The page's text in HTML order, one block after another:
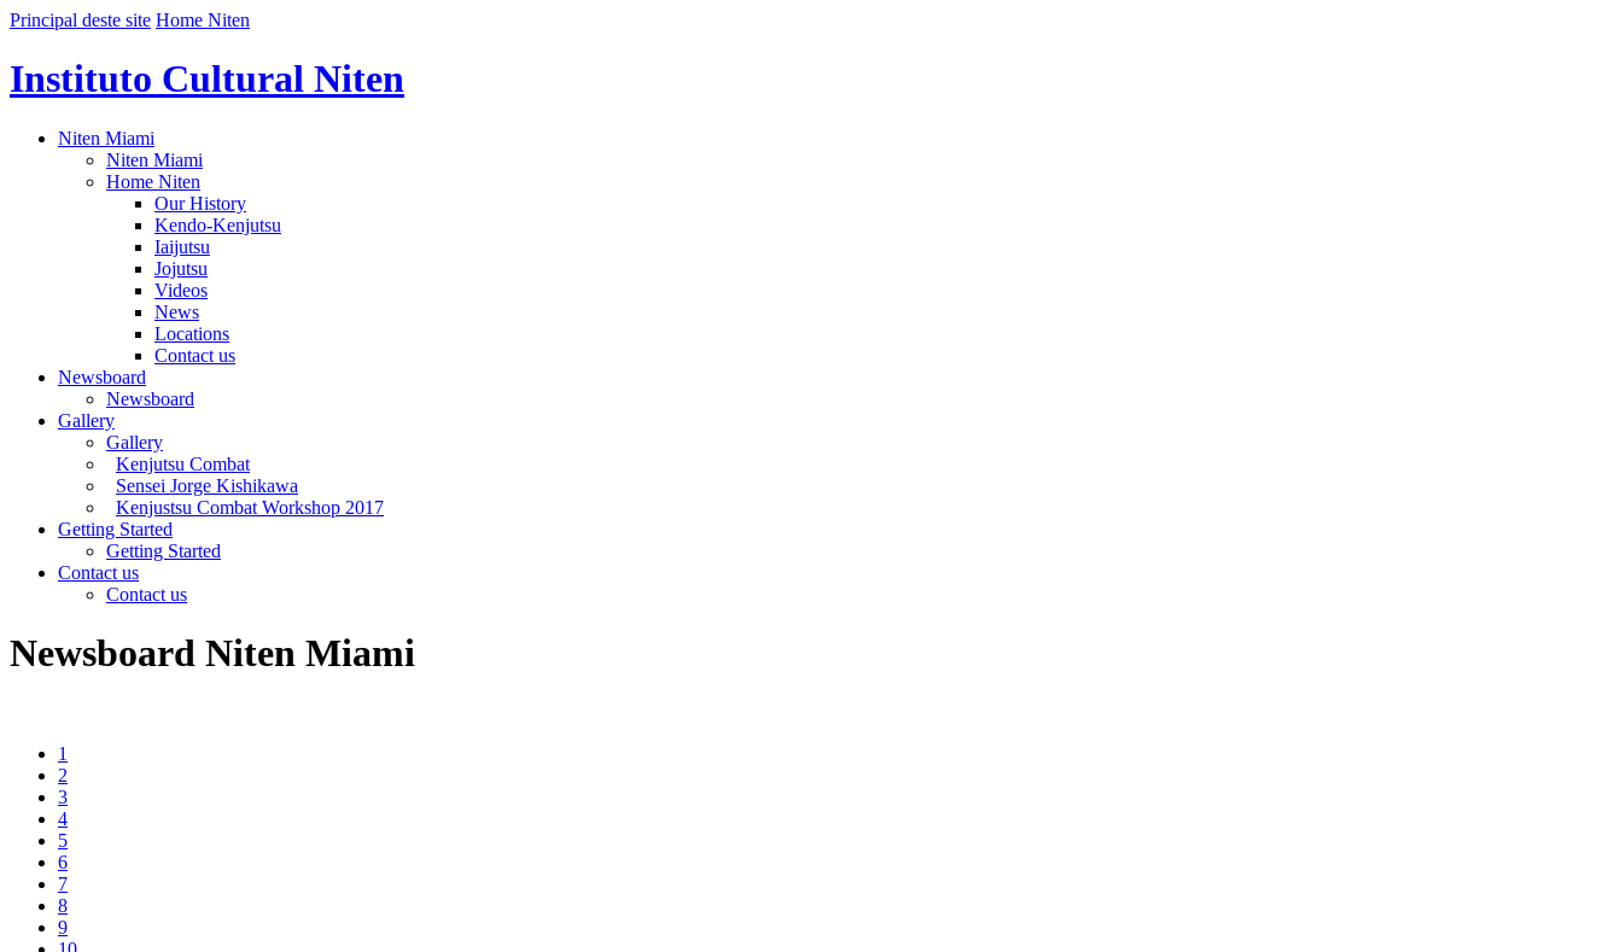
Principal deste site Home Niten
Instituto Cultural Niten
Niten Miami
Niten Miami
Home Niten
Our History
Kendo-Kenjutsu
Iaijutsu
Jojutsu
Videos
News
Locations
Contact us
Newsboard
Newsboard
Gallery
Gallery
Kenjutsu Combat
Sensei Jorge Kishikawa
Kenjustsu Combat Workshop 2017
Getting Started
Getting Started
Contact us
Contact us
Newsboard Niten Miami
1
2
3
4
5
6
7
8
9